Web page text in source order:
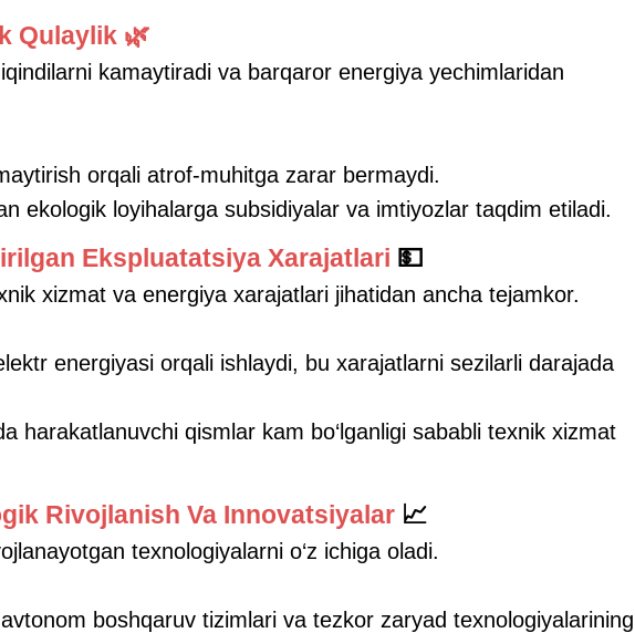
Qulaylik 🌿
kamaytiradi va barqaror energiya yechimlaridan
orqali atrof-muhitga zarar bermaydi.
ekologik loyihalarga subsidiyalar va imtiyozlar taqdim etiladi.
Ekspluatatsiya Xarajatlari 💵
xizmat va energiya xarajatlari jihatidan ancha tejamkor.
elektr energiyasi orqali ishlaydi, bu xarajatlarni sezilarli darajada
harakatlanuvchi qismlar kam bo‘lganligi sababli texnik xizmat
Rivojlanish Va Innovatsiyalar 📈
texnologiyalarni o‘z ichiga oladi.
avtonom boshqaruv tizimlari va tezkor zaryad texnologiyalarining